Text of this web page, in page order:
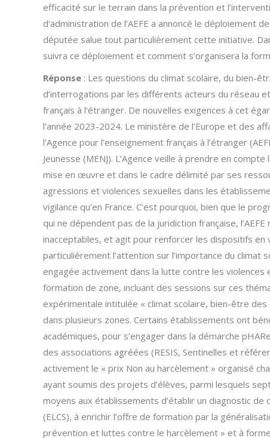
efficacité sur le terrain dans la prévention et
d’administration de l’AEFE a annoncé le déploiement
députée salue tout particulièrement cette initiative.
suivra ce déploiement et comment s’organisera la
Réponse : Les questions du climat scolaire, du bien-
d’interrogations par les différents acteurs du réseau
français à l’étranger. De nouvelles exigences à cet
l’année 2023-2024. Le ministère de l’Europe et des
l’Agence pour l’enseignement français à l’étranger
Jeunesse (MENJ). L’Agence veille à prendre en
mise en œuvre et dans le cadre délimité par ses
agressions et violences sexuelles dans les
vigilance qu’en France. C’est pourquoi, bien que le
qui ne dépendent pas de la juridiction française,
inacceptables, et agit pour renforcer les dispositifs en
particulièrement l’attention sur l’importance du
engagée activement dans la lutte contre les
formation de zone, incluant des sessions sur ces
expérimentale intitulée « climat scolaire, bien-être
dans plusieurs zones. Certains établissements ont
académiques, pour s’engager dans la démarche
des associations agréées (RESIS, Sentinelles et
activement le « prix Non au harcèlement » organisé
ayant soumis des projets d’élèves, parmi lesquels
moyens aux établissements d’établir un diagnostic
(ELCS), à enrichir l’offre de formation par la
prévention et luttes contre le harcèlement » et à